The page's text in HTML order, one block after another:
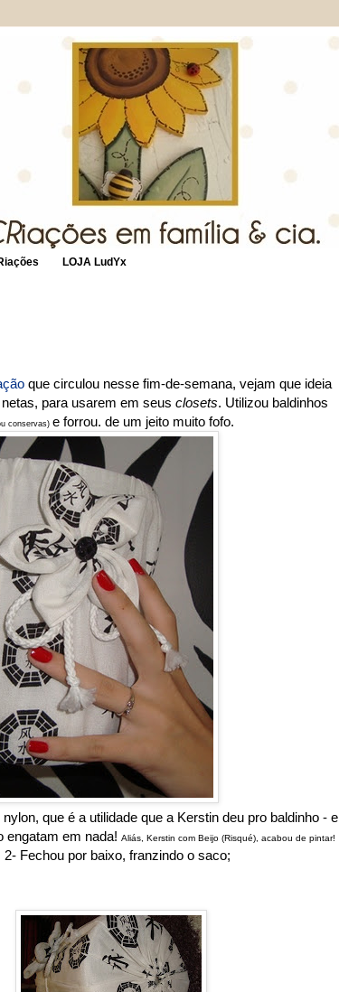
LOJA LudYx
que circulou nesse fim-de-semana, vejam que ideia
para usarem em seus closets. Utilizou baldinhos
conservas) e forrou. de um jeito muito fofo.
que é a utilidade que a Kerstin deu pro baldinho - e
engatam em nada! Aliás, Kerstin com Beijo (Risqué), acabou de pintar!
Fechou por baixo, franzindo o saco;